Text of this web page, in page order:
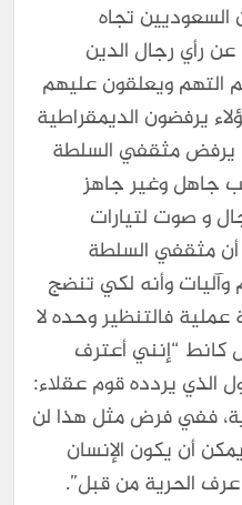
تجاه
عن رأي رجال الدين
التهم ويعلقون عليهم
يرفضون الديمقراطية
يرفض مثقفي السلطة
جاهل وغير جاهز
و صوت لتيارات
مثقفي السلطة
وآليات وأنه لكي تنضج
فالتنظير وحده لا
كانط “إنني أعترف
الذي يردده قوم عقلاء:
ففي فرض مثل هذا لن
أن يكون الإنسان
الحرية من قبل”.